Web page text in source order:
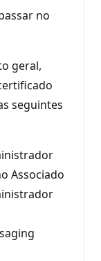
no
geral,
seguintes
Associado